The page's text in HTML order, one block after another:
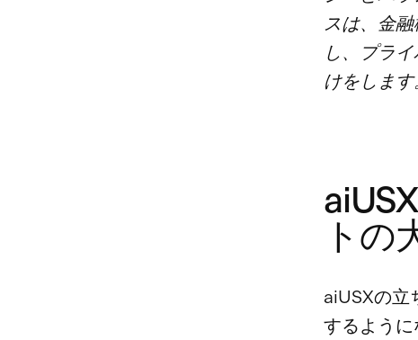
スは、金
し、プラ
けをします
トの
aiUSXの立
するよう